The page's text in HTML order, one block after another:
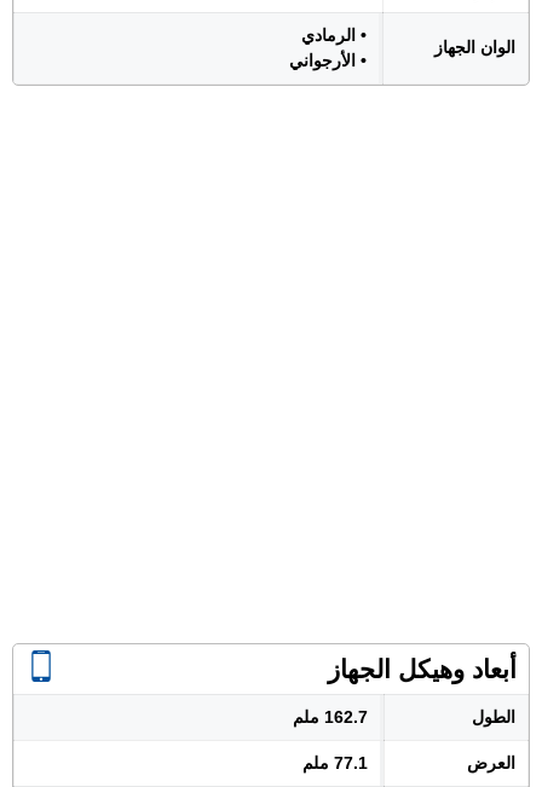
الوان الجهاز
• الرمادي
• الأرجواني
أبعاد وهيكل الجهاز
الطول 162.7 ملم
العرض 77.1 ملم